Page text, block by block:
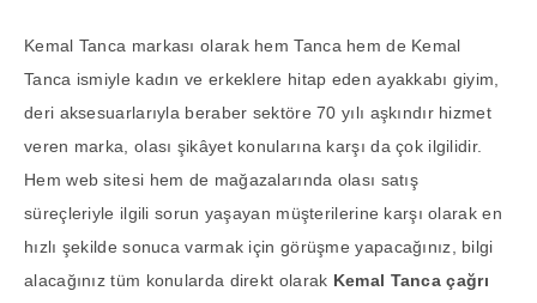
Kemal Tanca markası olarak hem Tanca hem de Kemal
Tanca ismiyle kadın ve erkeklere hitap eden ayakkabı giyim,
deri aksesuarlarıyla beraber sektöre 70 yılı aşkındır hizmet
veren marka, olası şikâyet konularına karşı da çok ilgilidir.
Hem web sitesi hem de mağazalarında olası satış
süreçleriyle ilgili sorun yaşayan müşterilerine karşı olarak en
hızlı şekilde sonuca varmak için görüşme yapacağınız, bilgi
alacağınız tüm konularda direkt olarak Kemal Tanca çağrı